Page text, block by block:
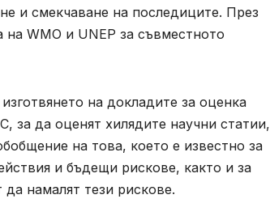
и смекчаване на последиците. През
WMO и UNEP за съвместното
на докладите за оценка
за да оценят хилядите научни статии,
на това, което е известно за
и бъдещи рискове, както и за
намалят тези рискове.